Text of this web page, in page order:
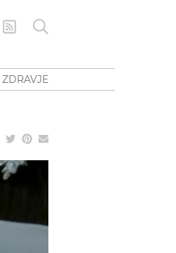
ZDRAVJE